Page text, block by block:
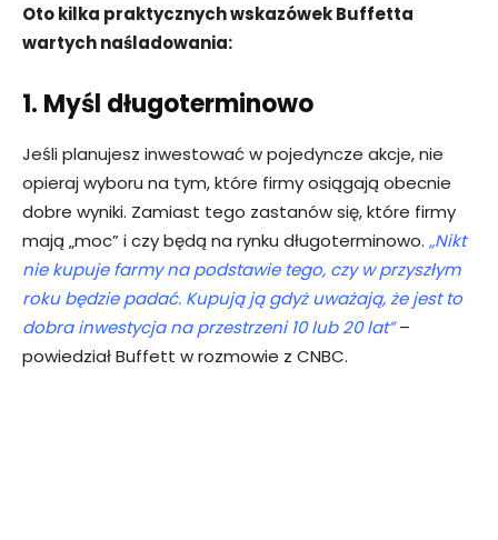
Oto kilka praktycznych wskazówek Buffetta
wartych naśladowania:
1. Myśl długoterminowo
Jeśli planujesz inwestować w pojedyncze akcje, nie
opieraj wyboru na tym, które firmy osiągają obecnie
dobre wyniki. Zamiast tego zastanów się, które firmy
mają „moc” i czy będą na rynku długoterminowo. „Nikt
nie kupuje farmy na podstawie tego, czy w przyszłym
roku będzie padać. Kupują ją gdyż uważają, że jest to
dobra inwestycja na przestrzeni 10 lub 20 lat”–
powiedział Buffett w rozmowie z CNBC.